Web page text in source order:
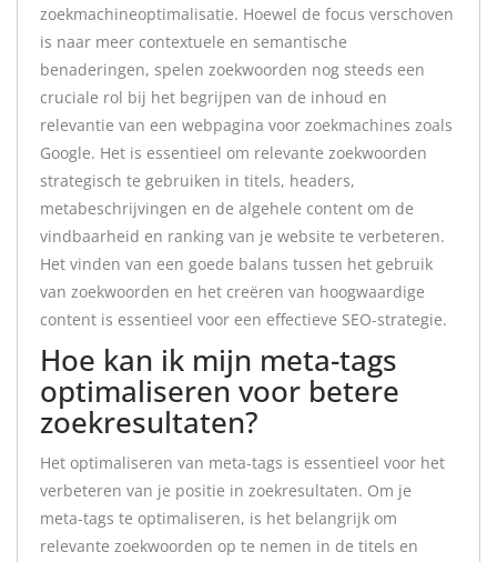
zoekmachineoptimalisatie. Hoewel de focus verschoven
is naar meer contextuele en semantische
benaderingen, spelen zoekwoorden nog steeds een
cruciale rol bij het begrijpen van de inhoud en
relevantie van een webpagina voor zoekmachines zoals
Google. Het is essentieel om relevante zoekwoorden
strategisch te gebruiken in titels, headers,
metabeschrijvingen en de algehele content om de
vindbaarheid en ranking van je website te verbeteren.
Het vinden van een goede balans tussen het gebruik
van zoekwoorden en het creëren van hoogwaardige
content is essentieel voor een effectieve SEO-strategie.
Hoe kan ik mijn meta-tags
optimaliseren voor betere
zoekresultaten?
Het optimaliseren van meta-tags is essentieel voor het
verbeteren van je positie in zoekresultaten. Om je
meta-tags te optimaliseren, is het belangrijk om
relevante zoekwoorden op te nemen in de titels en